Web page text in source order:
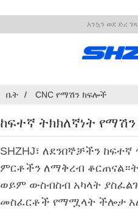
እንኳን ወደ ድረ
ቤት CNC የማሽን ክፍሎች
ከፍተኛ ትክክለኛነት
SHZHJ፣ ለደንበኞቻችን
ምርቶችን ለማቅረብ
ወይም ውስብስብ አካላት
መስፈርቶች የማሟላት ችሎታ